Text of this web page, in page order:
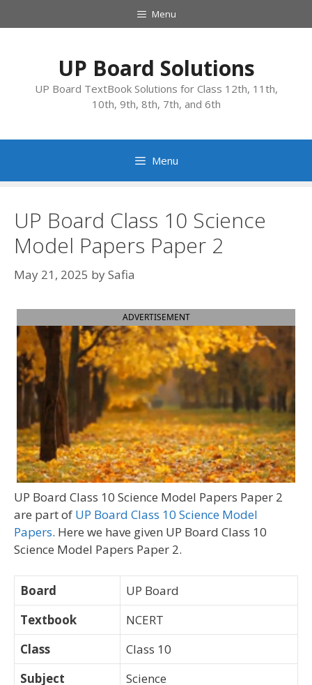
to
Menu
UP Board Solutions
UP Board TextBook Solutions for Class 12th, 11th,
10th, 9th, 8th, 7th, and 6th
Menu
UP Board Class 10 Science
Model Papers Paper 2
May 21, 2025 bySafia
ADVERTISEMENT
UP Board Class 10 Science Model Papers Paper 2
are part of UP Board Class 10 Science Model
Papers. Here we have given UP Board Class 10
Science Model Papers Paper 2.
Board
UP Board
Textbook
NCERT
Class
Class 10
Subject
Science